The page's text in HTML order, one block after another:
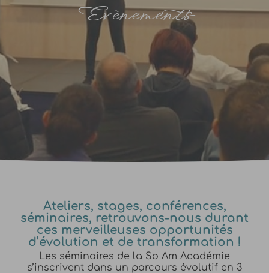
Evènements
Ateliers, stages, conférences,
séminaires, retrouvons-nous durant
ces merveilleuses opportunités
d’évolution et de transformation !
Les séminaires de la So Am Académie
s’inscrivent dans un parcours évolutif en 3